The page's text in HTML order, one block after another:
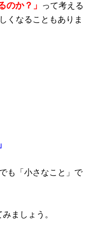
のか？」
って考える
くなることもありま
も「小さなこと」で
みましょう。